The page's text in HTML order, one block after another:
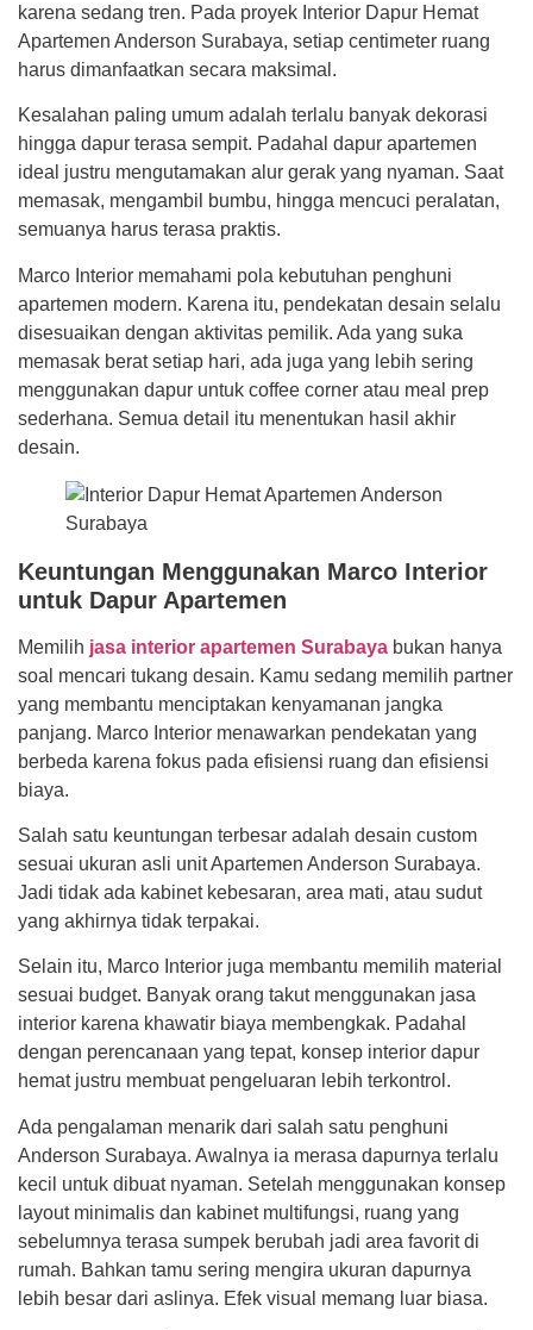
karena sedang tren. Pada proyek Interior Dapur Hemat
Apartemen Anderson Surabaya, setiap centimeter ruang
harus dimanfaatkan secara maksimal.
Kesalahan paling umum adalah terlalu banyak dekorasi
hingga dapur terasa sempit. Padahal dapur apartemen
ideal justru mengutamakan alur gerak yang nyaman. Saat
memasak, mengambil bumbu, hingga mencuci peralatan,
semuanya harus terasa praktis.
Marco Interior memahami pola kebutuhan penghuni
apartemen modern. Karena itu, pendekatan desain selalu
disesuaikan dengan aktivitas pemilik. Ada yang suka
memasak berat setiap hari, ada juga yang lebih sering
menggunakan dapur untuk coffee corner atau meal prep
sederhana. Semua detail itu menentukan hasil akhir
desain.
Keuntungan Menggunakan Marco Interior
untuk Dapur Apartemen
Memilih jasa interior apartemen Surabaya bukan hanya
soal mencari tukang desain. Kamu sedang memilih partner
yang membantu menciptakan kenyamanan jangka
panjang. Marco Interior menawarkan pendekatan yang
berbeda karena fokus pada efisiensi ruang dan efisiensi
biaya.
Salah satu keuntungan terbesar adalah desain custom
sesuai ukuran asli unit Apartemen Anderson Surabaya.
Jadi tidak ada kabinet kebesaran, area mati, atau sudut
yang akhirnya tidak terpakai.
Selain itu, Marco Interior juga membantu memilih material
sesuai budget. Banyak orang takut menggunakan jasa
interior karena khawatir biaya membengkak. Padahal
dengan perencanaan yang tepat, konsep interior dapur
hemat justru membuat pengeluaran lebih terkontrol.
Ada pengalaman menarik dari salah satu penghuni
Anderson Surabaya. Awalnya ia merasa dapurnya terlalu
kecil untuk dibuat nyaman. Setelah menggunakan konsep
layout minimalis dan kabinet multifungsi, ruang yang
sebelumnya terasa sumpek berubah jadi area favorit di
rumah. Bahkan tamu sering mengira ukuran dapurnya
lebih besar dari aslinya. Efek visual memang luar biasa.